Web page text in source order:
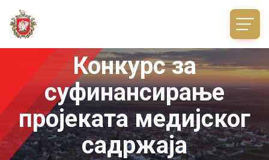
Конкурс за
суфинансирање
пројеката медијског
садржаја